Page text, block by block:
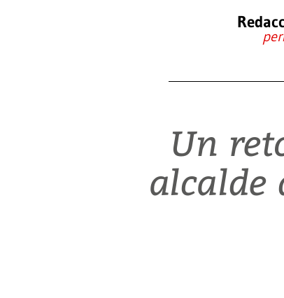
Un
alcalde